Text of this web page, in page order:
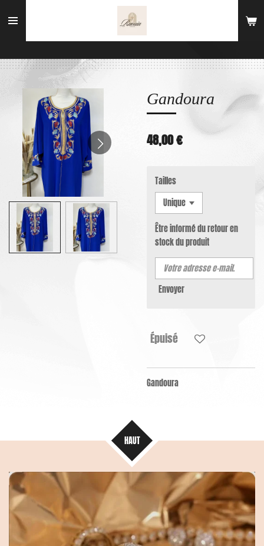
au
Gandoura
48,00 €
Tailles
Être informé du retour en
stock du produit
Envoyer
Épuisé
Gandoura
HAUT